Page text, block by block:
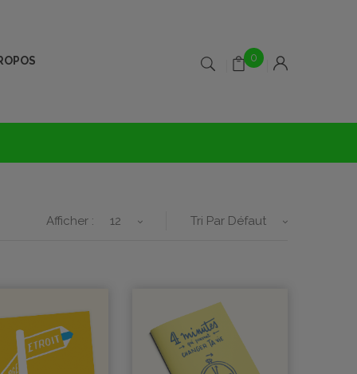
0
Tri Par Défaut
Afficher : 12